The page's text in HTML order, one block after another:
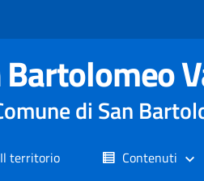
di San
Il territorio Contenuti